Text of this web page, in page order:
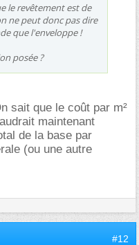
le revêtement est de
ne peut donc pas dire
que l'enveloppe !
posée ?
sait que le coût par m²
maintenant
de la base par
(ou une autre
#12